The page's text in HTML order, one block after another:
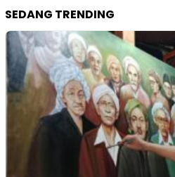
SEDANG TRENDING